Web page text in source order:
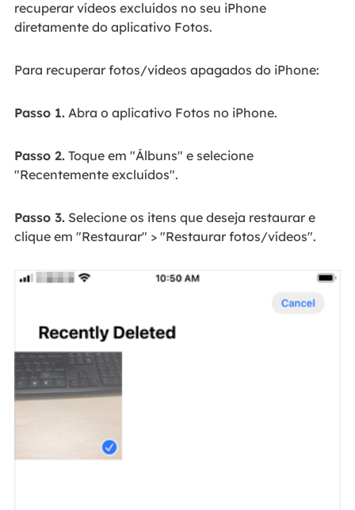
recuperar vídeos excluídos no seu iPhone
diretamente do aplicativo Fotos.
Para recuperar fotos/vídeos apagados do iPhone:
Passo 1.Abra o aplicativo Fotos no iPhone.
Passo 2.Toque em "Álbuns" e selecione
"Recentemente excluídos".
Passo 3.Selecione os itens que deseja restaurar e
clique em "Restaurar" > "Restaurar fotos/vídeos".